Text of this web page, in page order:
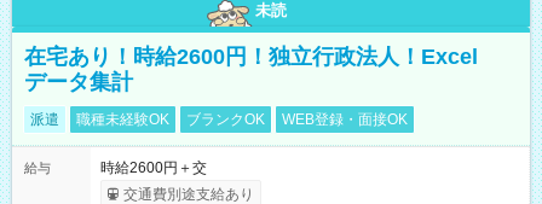
未読
在宅あり！時給2600円！独立行政法人！Excel
データ集計
派遣 職種未経験OK ブランクOK WEB登録・面接OK
給与
時給2600円＋交
交通費別途支給あり